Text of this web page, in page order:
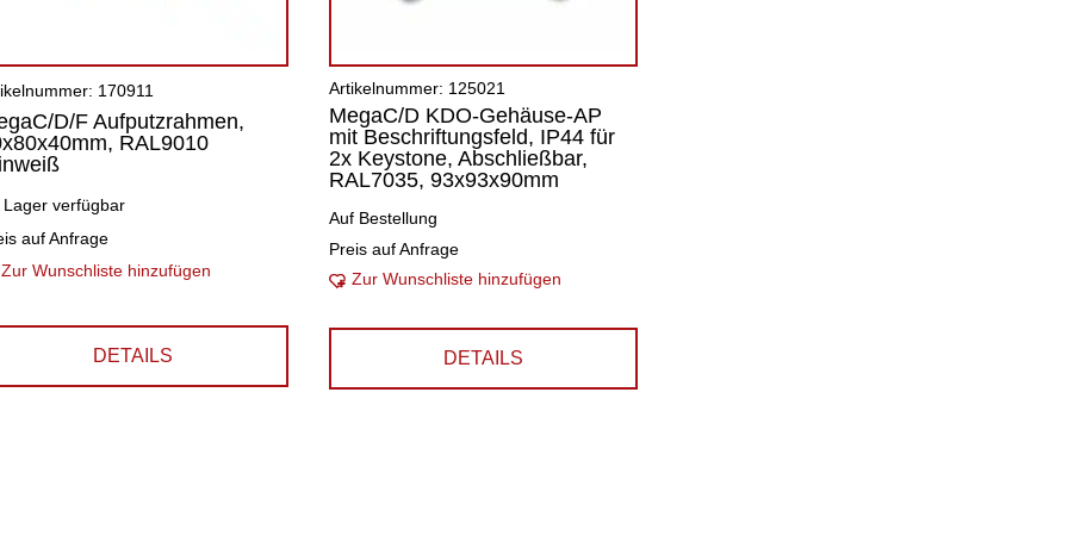
170911
D/F Aufputzrahmen,
RAL9010
Lager verfügbar
auf Anfrage
Zur Wunschliste hinzufügen
DETAILS
Artikelnummer: 125021
MegaC/D KDO-Gehäuse-AP
mit Beschriftungsfeld, IP44 für
2x Keystone, Abschließbar,
RAL7035, 93x93x90mm
Auf Bestellung
Preis auf Anfrage
Zur Wunschliste hinzufügen
DETAILS